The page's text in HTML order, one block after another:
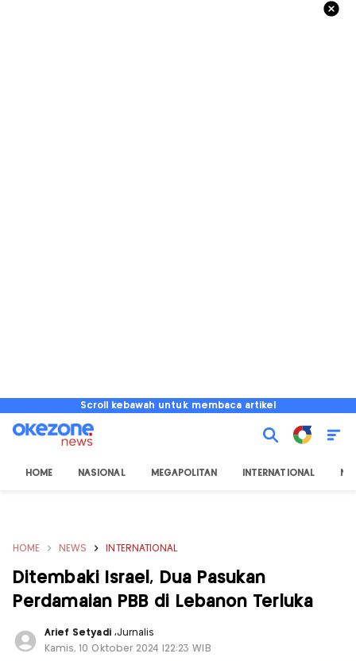
Scroll kebawah untuk membaca artikel
HOME NASIONAL MEGAPOLITAN INTERNATIONAL
HOME NEWS INTERNATIONAL
Ditembaki Israel, Dua Pasukan
Perdamaian PBB di Lebanon Terluka
Arief Setyadi ,Jurnalis
Kamis, 10 Oktober 2024 |22:23 WIB